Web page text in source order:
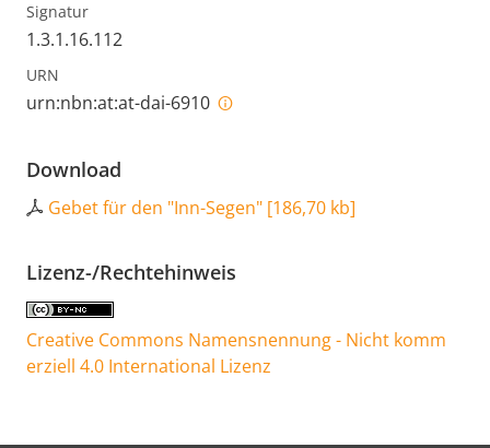
Signatur
1.3.1.16.112
URN
urn:nbn:at:at-dai-6910
Download
Gebet für den "Inn-Segen" [186,70 kb]
Lizenz-/Rechtehinweis
Creative Commons Namensnennung - Nicht komm
erziell 4.0 International Lizenz